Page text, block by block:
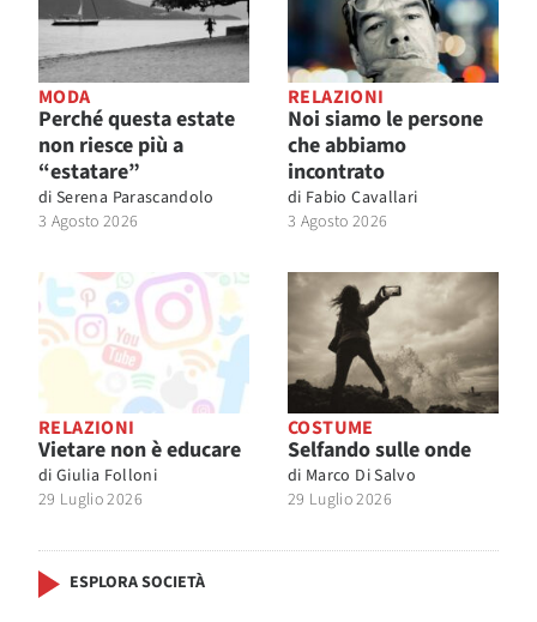
MODA
Perché questa estate
non riesce più a
“estatare”
di Serena Parascandolo
3 Agosto 2026
RELAZIONI
Noi siamo le persone
che abbiamo
incontrato
di Fabio Cavallari
3 Agosto 2026
RELAZIONI
Vietare non è educare
di Giulia Folloni
29 Luglio 2026
COSTUME
Selfando sulle onde
di Marco Di Salvo
29 Luglio 2026
ESPLORA SOCIETÀ